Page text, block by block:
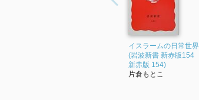
イスラームの日常世界
(岩波新書 新赤版154
新赤版 154)
片倉もとこ